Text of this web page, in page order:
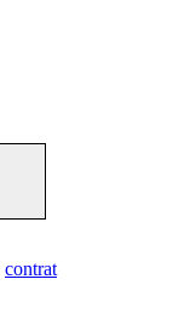
contrat